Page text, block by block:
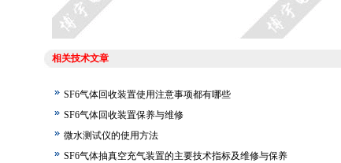
相关技术文章
SF6气体回收装置使用注意事项都有哪些
SF6气体回收装置保养与维修
微水测试仪的使用方法
SF6气体抽真空充气装置的主要技术指标及维修与保养